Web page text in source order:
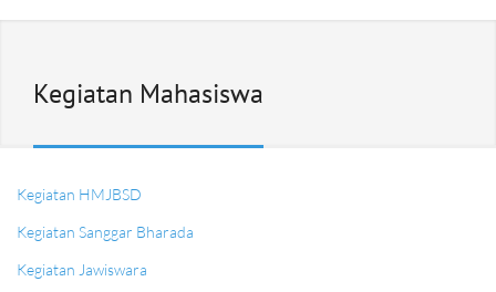
Kegiatan Mahasiswa
Kegiatan HMJBSD
Kegiatan Sanggar Bharada
Kegiatan Jawiswara